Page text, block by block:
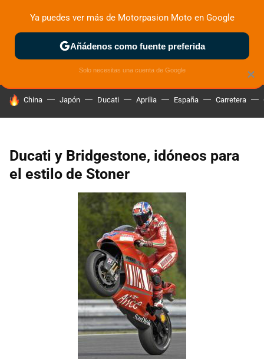
ZONA DE PRUEBAS DEPORTIVAS MOTOS ELÉCTRICAS
HOY SE HABLA DE
China Japón Ducati Aprilia España Carretera
Ducati y Bridgestone, idóneos para
el estilo de Stoner
×
Ya puedes ver más de Motorpasion Moto en Google
Añádenos como fuente preferida
Solo necesitas una cuenta de Google